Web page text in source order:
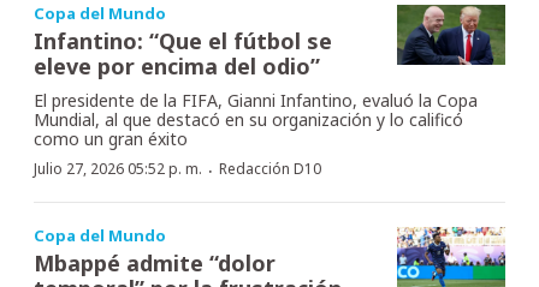
Copa del Mundo
Infantino: “Que el fútbol se
eleve por encima del odio”
El presidente de la FIFA, Gianni Infantino, evaluó la Copa
Mundial, al que destacó en su organización y lo calificó
como un gran éxito
Julio 27, 2026 05:52 p. m. · Redacción D10
Copa del Mundo
Mbappé admite “dolor